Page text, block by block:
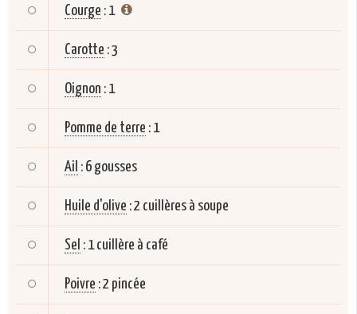
Courge : 1
Carotte :3
Oignon : 1
Pomme de terre : 1
Ail : 6 gousses
Huile d'olive :2 cuillères à soupe
Sel : 1 cuillère à café
Poivre :2 pincée